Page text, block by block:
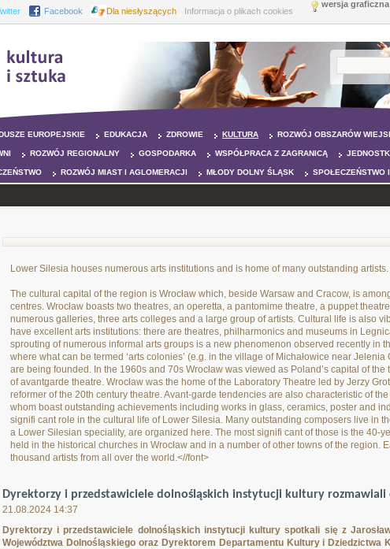
Facebook Dla niesłyszących Informacja o plikach cookies
wersja graficzna
EUROPEJSKIE EDUKACJA ZDROWIE KULTURA ROZWÓJ OBSZARÓW
ROZWÓJ REGIONALNY GOSPODARKA WSPÓŁPRACA Z ZAGRANICĄ
ROZWÓJ MIAST I AGLOMERACJI MŁODY DOLNY ŚLĄSK SPOŁECZEŃSTWO
Lower Silesia houses numerous arts institutions and is home of many outstanding artists.
The cultural capital of the region is Wrocław which, beside Warsaw and Cracow, is
centres. Wrocław boasts two theatres, an operetta, a pantomime theatre, a puppet
numerous galleries, three arts colleges and a large group of artists. Cultural life is also
have excellent arts institutions: there are theatres, philharmonics and museums in
sprouting of numerous informal arts groups is a new phenomenon observed recently in
where what can be termed ‘arts colonies’ (e.g. in the village of Michałowice near
are being founded. In the 1960s and 70s Wrocław was viewed as Poland’s capital of
of avantgarde theatre. Wrocław was the home of the Laboratory Theatre led by Jerzy
reformer of the 20th century theatre. Avant-garde tendencies are also characteristic of
whom boast outstanding achievements including works in glass, ceramics, poster and
signifi cant role in the cultural life of Lower Silesia. Many outstanding composers live in
a Lower Silesian speciality, are organized here. The most signifi cant of those is the 40-
held in the historical churches in Wrocław and in a number of other towns of the region.
thousand artists from all over the world.<//font>
Dyrektorzy i przedstawiciele dolnośląskich instytucji kultury
21.08.2024 14:37
Dyrektorzy i przedstawiciele dolnośląskich instytucji kultury spotkali się z
Województwa Dolnośląskiego oraz Dyrektorem Departamentu Kultury i Dziedzictwa